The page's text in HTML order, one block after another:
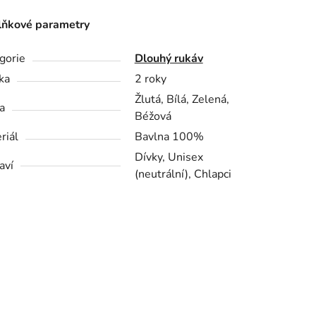
parametry
Dlouhý rukáv
2 roky
Žlutá, Bílá, Zelená,
Béžová
Bavlna 100%
Dívky, Unisex
(neutrální), Chlapci